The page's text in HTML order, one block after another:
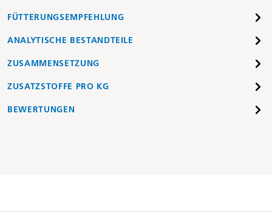
FÜTTERUNGSEMPFEHLUNG
ANALYTISCHE BESTANDTEILE
ZUSAMMENSETZUNG
ZUSATZSTOFFE PRO KG
BEWERTUNGEN